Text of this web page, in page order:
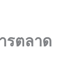
รตลาด